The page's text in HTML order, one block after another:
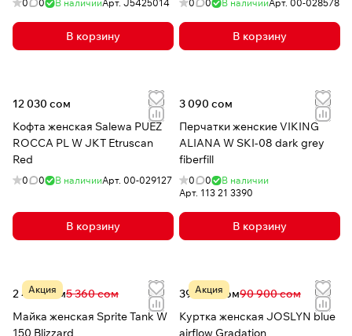
0 0 В наличииАрт. J5425014
В корзину
0 0 В наличииАрт. 00-028578
В корзину
12 030 сом
Кофта женская Salewa PUEZ
ROCCA PL W JKT Etruscan
Red
0 0 В наличииАрт. 00-029127
В корзину
3 090 сом
Перчатки женские VIKING
ALIANA W SKI-08 dark grey
fiberfill
0 0
В наличии
Арт. 113 21 3390
В корзину
Акция
2 468 сом5 360 сом
Майка женская Sprite Tank W
150 Blizzard
Акция
39 999 сом90 900 сом
Куртка женская JOSLYN blue
airflow Gradation